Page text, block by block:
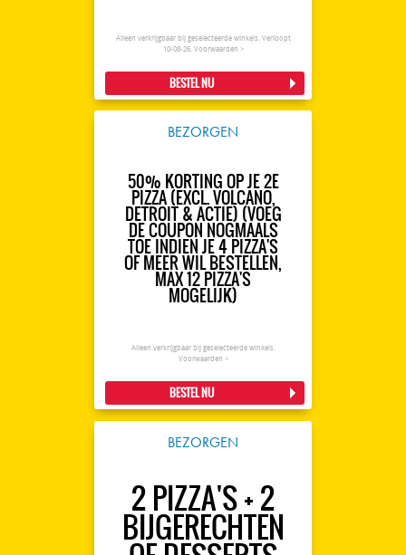
Alleen verkrijgbaar bij geselecteerde winkels. Verloopt
10-08-26. Voorwaarden >
BESTEL NU
BEZORGEN
50% KORTING OP JE 2E
PIZZA (EXCL. VOLCANO,
DETROIT & ACTIE) (VOEG
DE COUPON NOGMAALS
TOE INDIEN JE 4 PIZZA'S
OF MEER WIL BESTELLEN,
MAX 12 PIZZA'S
MOGELIJK)
Alleen verkrijgbaar bij geselecteerde winkels.
Voorwaarden >
BESTEL NU
BEZORGEN
2 PIZZA'S + 2
BIJGERECHTEN